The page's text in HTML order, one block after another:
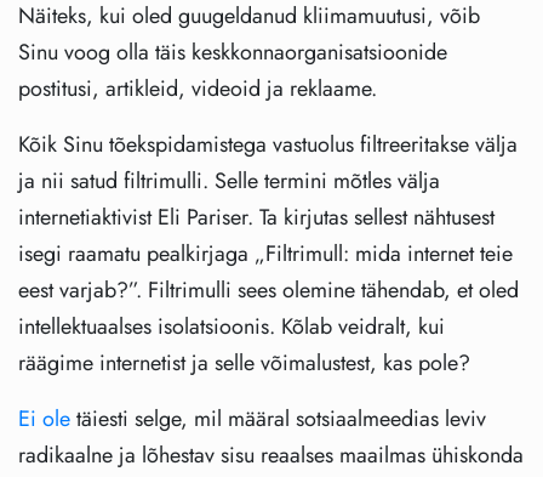
Näiteks, kui oled guugeldanud kliimamuutusi, võib
Sinu voog olla täis keskkonnaorganisatsioonide
postitusi, artikleid, videoid ja reklaame.
Kõik Sinu tõekspidamistega vastuolus filtreeritakse välja
ja nii satud filtrimulli. Selle termini mõtles välja
internetiaktivist Eli Pariser. Ta kirjutas sellest nähtusest
isegi raamatu pealkirjaga „Filtrimull: mida internet teie
eest varjab?”. Filtrimulli sees olemine tähendab, et oled
intellektuaalses isolatsioonis. Kõlab veidralt, kui
räägime internetist ja selle võimalustest, kas pole?
Ei oletäiesti selge, mil määral sotsiaalmeedias leviv
radikaalne ja lõhestav sisu reaalses maailmas ühiskonda